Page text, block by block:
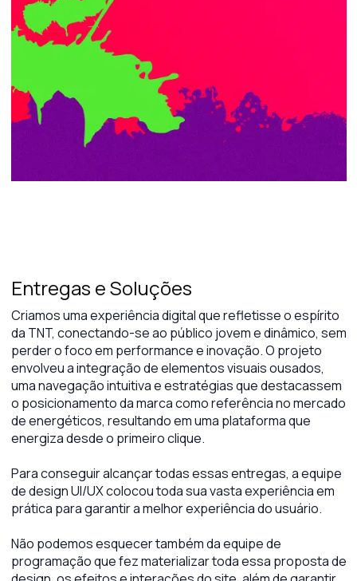
Entregas e Soluções
Criamos uma experiência digital que refletisse o espírito
da TNT, conectando-se ao público jovem e dinâmico, sem
perder o foco em performance e inovação. O projeto
envolveu a integração de elementos visuais ousados,
uma navegação intuitiva e estratégias que destacassem
o posicionamento da marca como referência no mercado
de energéticos, resultando em uma plataforma que
energiza desde o primeiro clique.
Para conseguir alcançar todas essas entregas, a equipe
de design UI/UX colocou toda sua vasta experiência em
prática para garantir a melhor experiência do usuário.
Não podemos esquecer também da equipe de
programação que fez materializar toda essa proposta de